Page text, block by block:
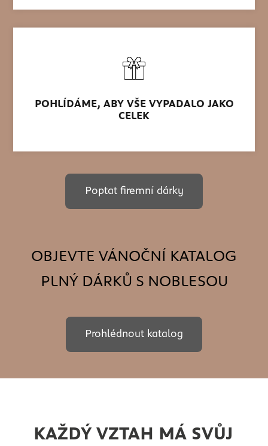
POHLÍDÁME, ABY VŠE VYPADALO JAKO
CELEK
Poptat firemní dárky
OBJEVTE VÁNOČNÍ KATALOG
PLNÝ DÁRKŮ S NOBLESOU
Prohlédnout katalog
KAŽDÝ VZTAH MÁ SVŮJ